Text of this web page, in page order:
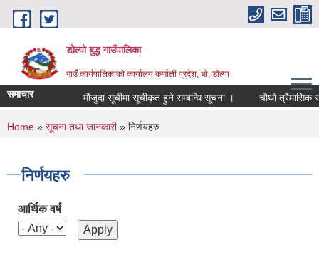
Skip to main content
डोल्पो बुद्ध गाउँपालिका
गाउँ कार्यपालिकाकाे कार्यालय कर्णाली प्रदेश, धो, डोल्पा
समाचार मौजुदा सूचीमा सूचीकृत हुने सम्बन्धि सूचना । चौथो त्रैमासिक स्वतः
You are here
Home » सूचना तथा जानकारी» निर्णयहरु
निर्णयहरु
आर्थिक वर्ष